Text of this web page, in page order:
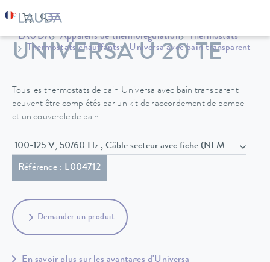
LAUDA Appareils de thermorégulation
Thermostats
Thermostats chauffants
Universa avec bain transparent
UNIVERSA U 20 TE
Tous les thermostats de bain Universa avec bain transparent
peuvent être complétés par un kit de raccordement de pompe
et un couvercle de bain.
100-125 V; 50/60 Hz , Câble secteur avec fiche (NEMA 5-15P)
Référence : L004712
Demander un produit